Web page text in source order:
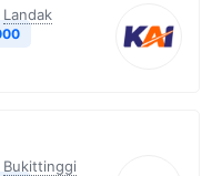
Landak
Bukittinggi